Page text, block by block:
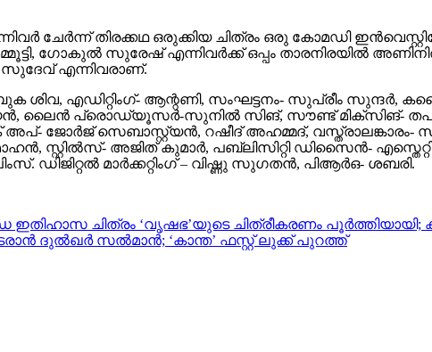
ചേർന്ന് തിരക്കഥ ഒരുക്കിയ ചിത്രം ഒരു കോമഡി
ഗോകുൽ സുരേഷ് എന്നിവർക്ക് ഒപ്പം താരനിരയിൽ
സുദേവ് എന്നിവരാണ്.
ശിവ, എഡിറ്റിംഗ്- ആന്റണി, സംഘട്ടനം- സുപ്രീം
ലൈൻ പ്രൊഡ്യൂസർ-സുനിൽ സിങ്, സൗണ്ട്
ജോർജ്‌ സെബാസ്റ്റ്യൻ, റഷീദ് അഹമ്മദ്,
സ്റ്റിൽസ്- അജിത് കുമാർ, പബ്ലിസിറ്റി ഡിസൈൻ-
മാർക്കറ്റിംഗ് – വിഷ്ണു സുഗതൻ, പിആർഒ- ശബരി.
ഇതിഹാസ ചിത്രം ‘വൃഷഭ’യുടെ ചിത്രീകരണം
ദുൽഖർ സൽമാൻ; ‘കാന്ത’ ഫസ്റ്റ് ലുക്ക് പുറത്ത്